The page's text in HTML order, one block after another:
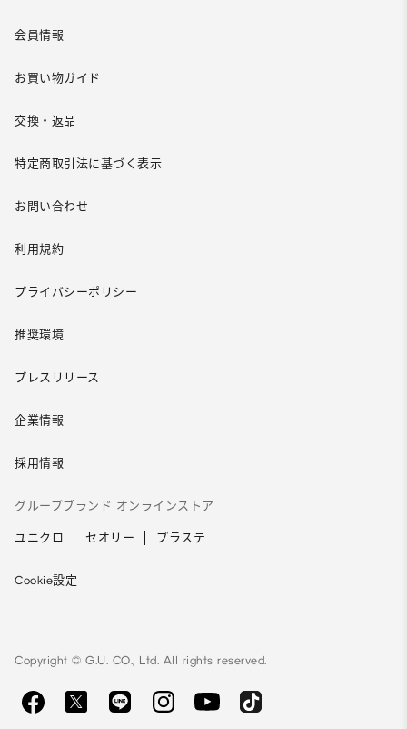
会員情報
お買い物ガイド
交換・返品
特定商取引法に基づく表示
お問い合わせ
利用規約
プライバシーポリシー
推奨環境
プレスリリース
企業情報
採用情報
グループブランド オンラインストア
ユニクロ セオリー プラステ
Cookie設定
Copyright © G.U. CO., Ltd. All rights reserved.